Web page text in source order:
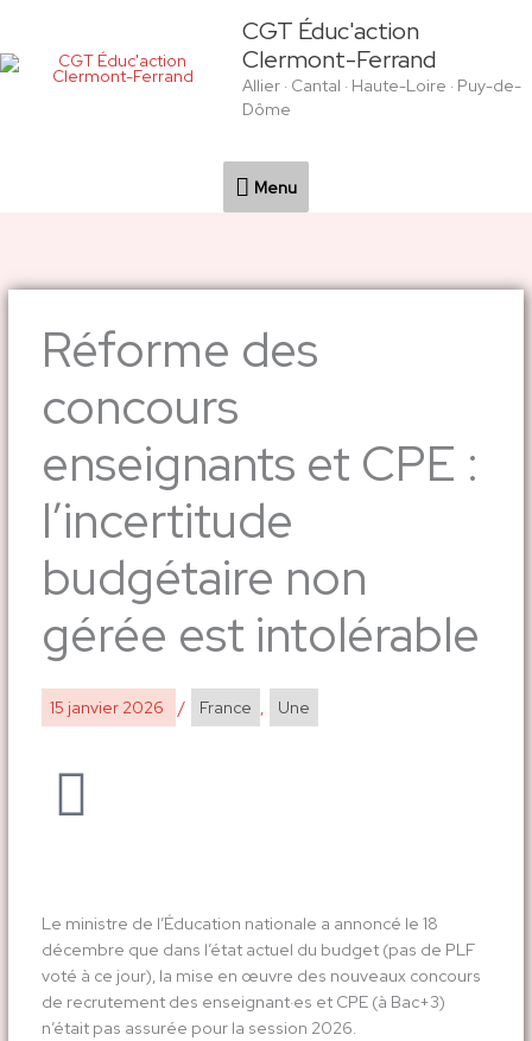
contenu
CGT Éduc'action
Clermont-Ferrand
Allier · Cantal · Haute-Loire · Puy-de-
Dôme
Menu
Menu
Réforme des
concours
enseignants et CPE :
l’incertitude
budgétaire non
gérée est intolérable
15 janvier 2026 / France , Une
Le ministre de l’Éducation nationale a annoncé le 18
décembre que dans l’état actuel du budget (pas de PLF
voté à ce jour), la mise en œuvre des nouveaux concours
de recrutement des enseignant·es et CPE (à Bac+3)
n’était pas assurée pour la session 2026.